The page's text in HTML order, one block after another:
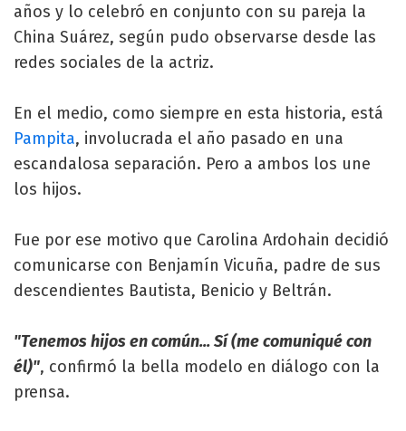
años y lo celebró en conjunto con su pareja la
China Suárez, según pudo observarse desde las
redes sociales de la actriz.
En el medio, como siempre en esta historia, está
Pampita, involucrada el año pasado en una
escandalosa separación. Pero a ambos los une
los hijos.
Fue por ese motivo que Carolina Ardohain decidió
comunicarse con Benjamín Vicuña, padre de sus
descendientes Bautista, Benicio y Beltrán.
"Tenemos hijos en común... Sí (me comuniqué con
él)", confirmó la bella modelo en diálogo con la
prensa.